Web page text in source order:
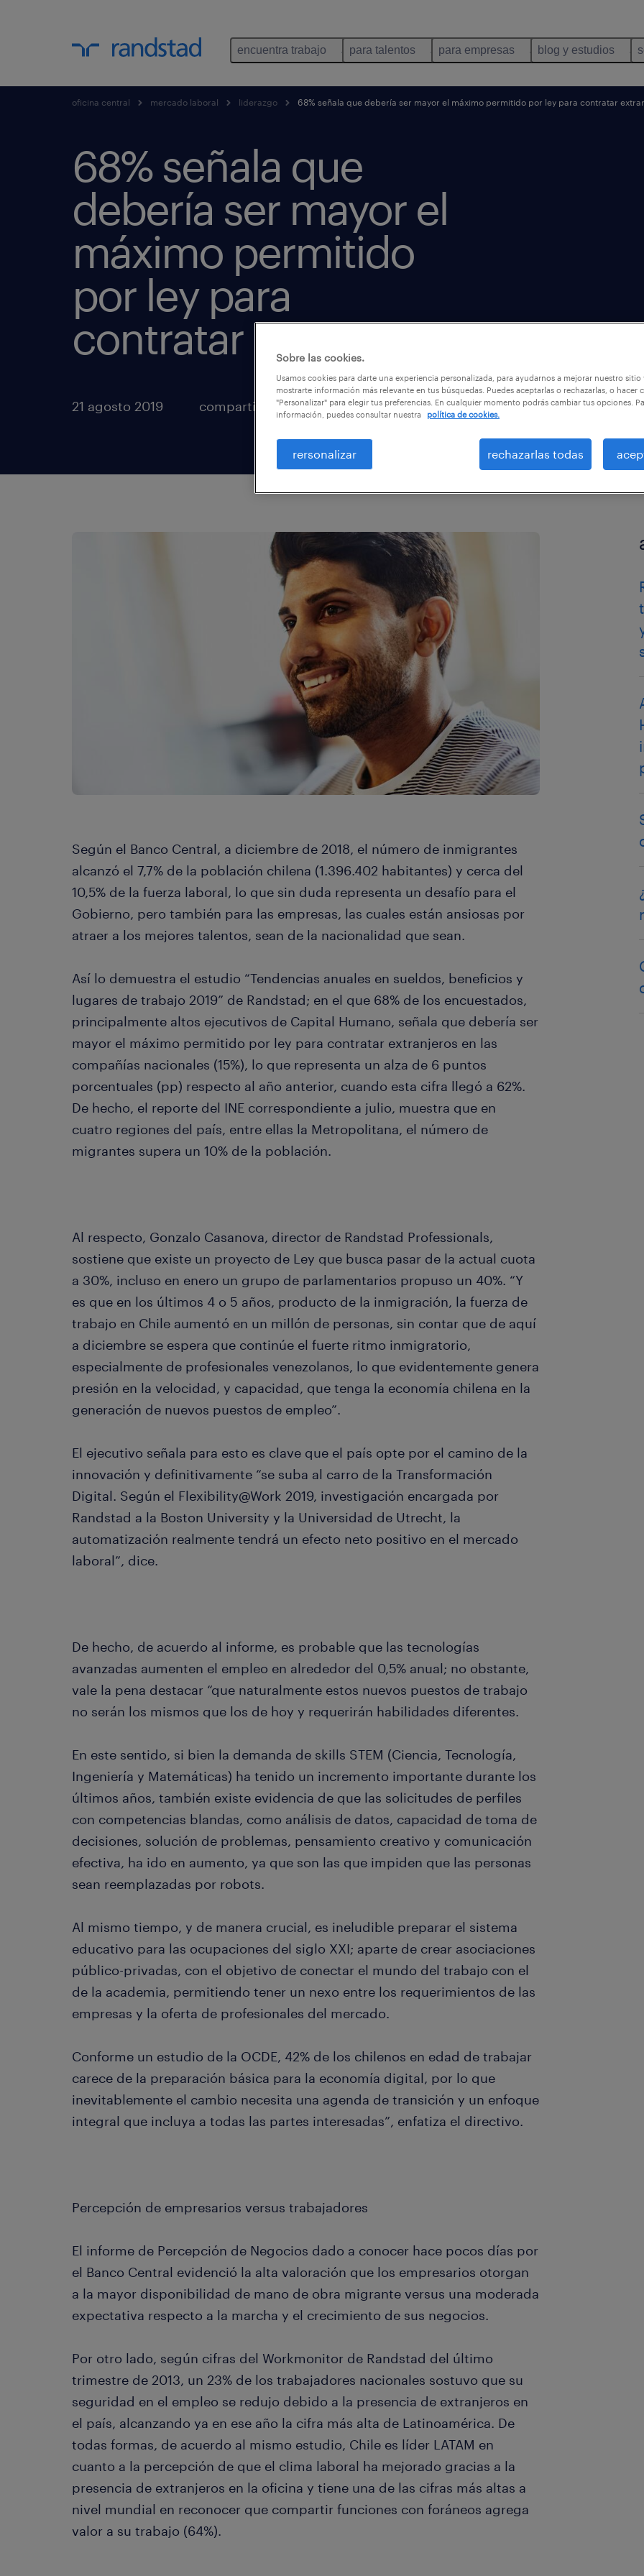
encuentra trabajo para talentos para empresas blog y estudios
oficina central mercado laboral liderazgo 68% señala que debería ser mayor el máximo permitido por ley para contratar
68% señala que
debería ser mayor el
máximo permitido
por ley para
contratar extranjeros
21 agosto 2019 compartir artículos
Según el Banco Central, a diciembre de 2018, el número de inmigrantes
alcanzó el 7,7% de la población chilena (1.396.402 habitantes) y cerca del
10,5% de la fuerza laboral, lo que sin duda representa un desafío para el
Gobierno, pero también para las empresas, las cuales están ansiosas por
atraer a los mejores talentos, sean de la nacionalidad que sean.
Así lo demuestra el estudio “Tendencias anuales en sueldos, beneficios y
lugares de trabajo 2019” de Randstad; en el que 68% de los encuestados,
principalmente altos ejecutivos de Capital Humano, señala que debería ser
mayor el máximo permitido por ley para contratar extranjeros en las
compañías nacionales (15%), lo que representa un alza de 6 puntos
porcentuales (pp) respecto al año anterior, cuando esta cifra llegó a 62%.
De hecho, el reporte del INE correspondiente a julio, muestra que en
cuatro regiones del país, entre ellas la Metropolitana, el número de
migrantes supera un 10% de la población.
Al respecto, Gonzalo Casanova, director de Randstad Professionals,
sostiene que existe un proyecto de Ley que busca pasar de la actual cuota
a 30%, incluso en enero un grupo de parlamentarios propuso un 40%. “Y
es que en los últimos 4 o 5 años, producto de la inmigración, la fuerza de
trabajo en Chile aumentó en un millón de personas, sin contar que de aquí
a diciembre se espera que continúe el fuerte ritmo inmigratorio,
especialmente de profesionales venezolanos, lo que evidentemente genera
presión en la velocidad, y capacidad, que tenga la economía chilena en la
generación de nuevos puestos de empleo”.
El ejecutivo señala para esto es clave que el país opte por el camino de la
innovación y definitivamente “se suba al carro de la Transformación
Digital. Según el Flexibility@Work 2019, investigación encargada por
Randstad a la Boston University y la Universidad de Utrecht, la
automatización realmente tendrá un efecto neto positivo en el mercado
laboral”, dice.
De hecho, de acuerdo al informe, es probable que las tecnologías
avanzadas aumenten el empleo en alrededor del 0,5% anual; no obstante,
vale la pena destacar “que naturalmente estos nuevos puestos de trabajo
no serán los mismos que los de hoy y requerirán habilidades diferentes.
En este sentido, si bien la demanda de skills STEM (Ciencia, Tecnología,
Ingeniería y Matemáticas) ha tenido un incremento importante durante los
últimos años, también existe evidencia de que las solicitudes de perfiles
con competencias blandas, como análisis de datos, capacidad de toma de
decisiones, solución de problemas, pensamiento creativo y comunicación
efectiva, ha ido en aumento, ya que son las que impiden que las personas
sean reemplazadas por robots.
Al mismo tiempo, y de manera crucial, es ineludible preparar el sistema
educativo para las ocupaciones del siglo XXI; aparte de crear asociaciones
público-privadas, con el objetivo de conectar el mundo del trabajo con el
de la academia, permitiendo tener un nexo entre los requerimientos de las
empresas y la oferta de profesionales del mercado.
Conforme un estudio de la OCDE, 42% de los chilenos en edad de trabajar
carece de la preparación básica para la economía digital, por lo que
inevitablemente el cambio necesita una agenda de transición y un enfoque
integral que incluya a todas las partes interesadas”, enfatiza el directivo.
Percepción de empresarios versus trabajadores
El informe de Percepción de Negocios dado a conocer hace pocos días por
el Banco Central evidenció la alta valoración que los empresarios otorgan
a la mayor disponibilidad de mano de obra migrante versus una moderada
expectativa respecto a la marcha y el crecimiento de sus negocios.
Por otro lado, según cifras del Workmonitor de Randstad del último
trimestre de 2013, un 23% de los trabajadores nacionales sostuvo que su
seguridad en el empleo se redujo debido a la presencia de extranjeros en
el país, alcanzando ya en ese año la cifra más alta de Latinoamérica. De
todas formas, de acuerdo al mismo estudio, Chile es líder LATAM en
cuanto a la percepción de que el clima laboral ha mejorado gracias a la
presencia de extranjeros en la oficina y tiene una de las cifras más altas a
nivel mundial en reconocer que compartir funciones con foráneos agrega
valor a su trabajo (64%).
Sobre las cookies.
Usamos cookies para darte una experiencia personalizada, para ayudarnos a mejorar nuestro sitio
mostrarte información más relevante en tus búsquedas. Puedes aceptarlas o rechazarlas, o hacer
"Personalizar" para elegir tus preferencias. En cualquier momento podrás cambiar tus opciones.
información, puedes consultar nuestra
política de cookies.
rersonalizar rechazarlas todas